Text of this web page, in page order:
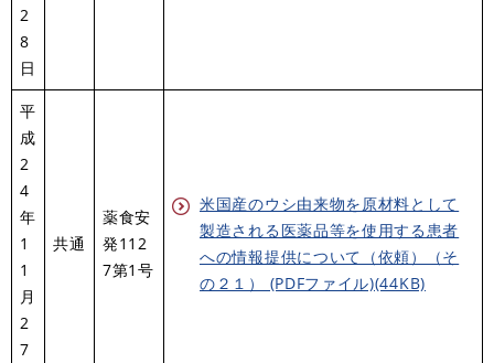
2
8
日
平
成
2
4
年
1
1
月
2
7
共通
薬食安
発112
7第1号
米国産のウシ由来物を原材料として
製造される医薬品等を使用する患者
への情報提供について（依頼）（そ
の２１） (PDFファイル)(44KB)